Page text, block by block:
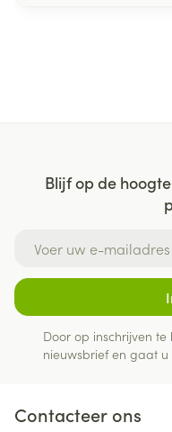
Blijf op de
Door op inschrijven te
nieuwsbrief en gaat
Contacteer ons